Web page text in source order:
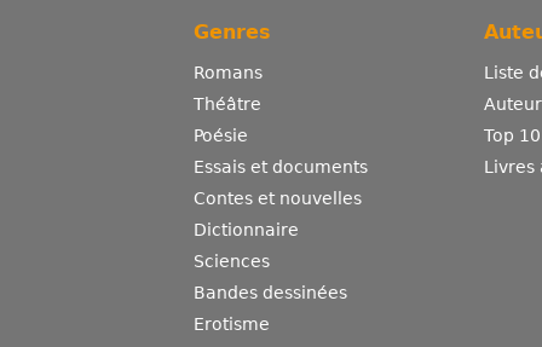
Genres
Romans
Théâtre
Poésie
Essais et documents
Contes et nouvelles
Dictionnaire
Sciences
Bandes dessinées
Erotisme
Liste
Top
Livres